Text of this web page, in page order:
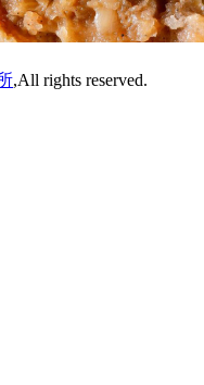
,All rights reserved.